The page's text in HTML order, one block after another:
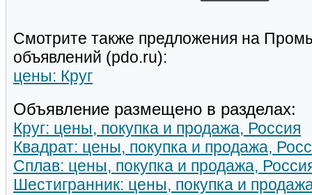
Смотрите также предложения на
объявлений (pdo.ru):
цены: Круг
Объявление размещено в разделах:
Круг: цены, покупка и продажа, Россия
Квадрат: цены, покупка и продажа,
Сплав: цены, покупка и продажа,
Шестигранник: цены, покупка и